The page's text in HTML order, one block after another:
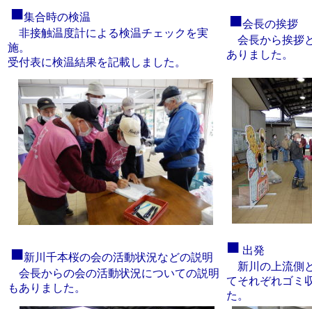
■集合時の検温
非接触温度計による検温チェックを実
施。
受付表に検温結果を記載しました。
■会長の挨拶
会長から挨拶
ありました。
■新川千本桜の会の活動状況などの説明
会長からの会の活動状況についての説明
もありました。
■ 出発
新川の上流側
てそれぞれゴミ
た。